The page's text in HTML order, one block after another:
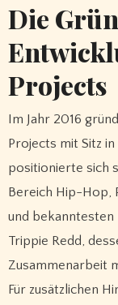
Die
Projects
Im Jahr 2016
Projects mit Sitz
positionierte sich
Bereich Hip-Hop,
und bekanntesten
Trippie Redd,
Zusammenarbeit
Für zusätzlichen